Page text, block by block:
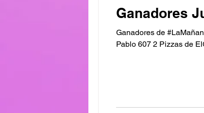
Ganadores
Ganadores de #LaMañanaXL
Pablo 607 2 Pizzas de